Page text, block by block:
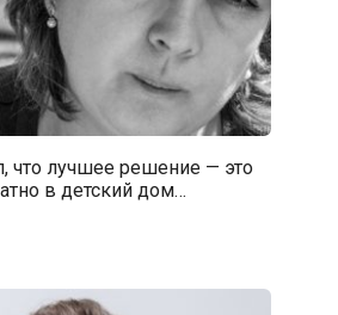
что лучшее решение — это
в детский дом…